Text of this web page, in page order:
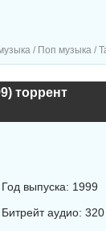
/ Поп музыка /
торрент
Год выпуска: 1999
Битрейт аудио: